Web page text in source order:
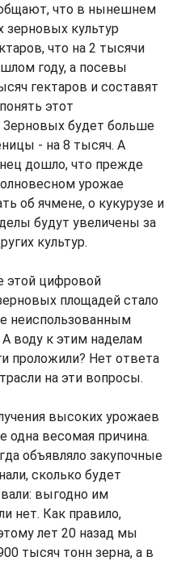
что в нынешнем
зерновых культур
что на 2 тысячи
году, а посевы
гектаров и составят
этот
будет больше
- на 8 тысяч. А
дошло, что прежде
урожае
об ячмене, о кукурузе и
будут увеличены за
культур.
этой цифровой
площадей стало
неиспользованным
воду к этим наделам
проложили? Нет ответа
на эти вопросы.
высоких урожаев
одна весомая причина.
объявляло закупочные
сколько будет
выгодно им
нет. Как правило,
лет 20 назад мы
тысяч тонн зерна, а в